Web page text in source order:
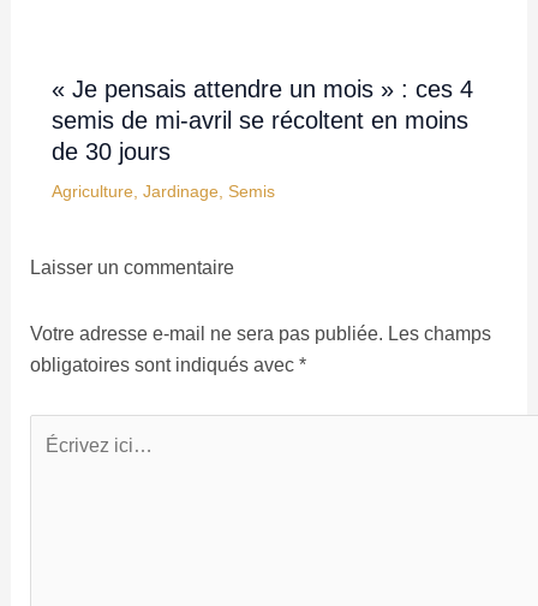
« Je pensais attendre un mois » : ces 4
semis de mi-avril se récoltent en moins
de 30 jours
Agriculture Jardinage Semis
Laisser un commentaire
Votre adresse e-mail ne sera pas publiée. Les champs
obligatoires sont indiqués avec *